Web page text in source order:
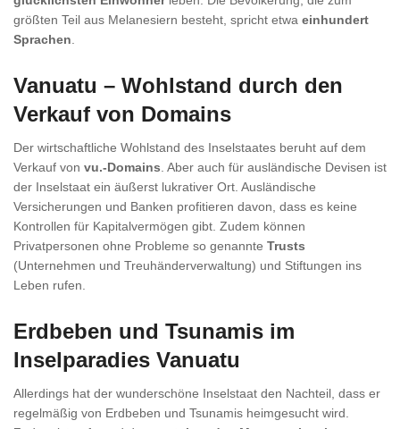
größten Teil aus Melanesiern besteht, spricht etwa einhundert
Sprachen
Vanuatu – Wohlstand durch den
Verkauf von Domains
Der wirtschaftliche Wohlstand des Inselstaates beruht auf dem
Verkauf von vu.-Domains . Aber auch für ausländische Devisen ist
der Inselstaat ein äußerst lukrativer Ort. Ausländische
Versicherungen und Banken profitieren davon, dass es keine
Kontrollen für Kapitalvermögen gibt. Zudem können
Privatpersonen ohne Probleme so genannte Trusts
(Unternehmen und Treuhänderverwaltung) und Stiftungen ins
Leben rufen.
Erdbeben und Tsunamis im
Inselparadies Vanuatu
Allerdings hat der wunderschöne Inselstaat den Nachteil, dass er
regelmäßig von Erdbeben und Tsunamis heimgesucht wird.